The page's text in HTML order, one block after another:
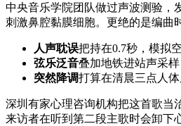
中央音乐学院团队做过声波测验，
刺激鼻腔黏膜细胞。更绝的是编曲
人声耽误把持在0.7秒，模拟
弦乐泛音叠加地铁进站声采样
突然降调打算在清晨三点人
深圳有家心理咨询机构把这首歌当
来访者在听到第二段主歌时会卸下